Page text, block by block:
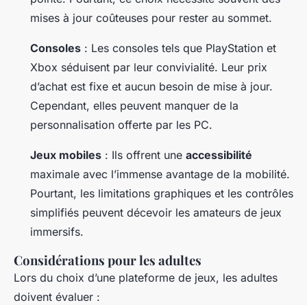
mises à jour coûteuses pour rester au sommet.
Consoles : Les consoles tels que PlayStation et
Xbox séduisent par leur convivialité. Leur prix
d’achat est fixe et aucun besoin de mise à jour.
Cependant, elles peuvent manquer de la
personnalisation offerte par les PC.
Jeux mobiles : Ils offrent une accessibilité
maximale avec l’immense avantage de la mobilité.
Pourtant, les limitations graphiques et les contrôles
simplifiés peuvent décevoir les amateurs de jeux
immersifs.
Considérations pour les adultes
Lors du choix d’une plateforme de jeux, les adultes
doivent évaluer :